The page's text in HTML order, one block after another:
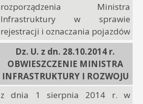
rozporządzenia Ministra
Infrastruktury w sprawie
rejestracji i oznaczania pojazdów
Dz. U. z dn. 28.10.2014 r.
OBWIESZCZENIE MINISTRA
INFRASTRUKTURY I ROZWOJU
z dnia 1 sierpnia 2014 r. w